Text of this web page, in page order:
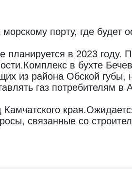
порту, где будет
планируется в 2023 году.
в бухте
из района Обской губы,
газ потребителям в
связанные со